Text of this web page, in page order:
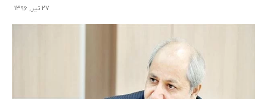
27 تیر, 1396